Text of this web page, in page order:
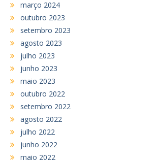
março 2024
outubro 2023
setembro 2023
agosto 2023
julho 2023
junho 2023
maio 2023
outubro 2022
setembro 2022
agosto 2022
julho 2022
junho 2022
maio 2022